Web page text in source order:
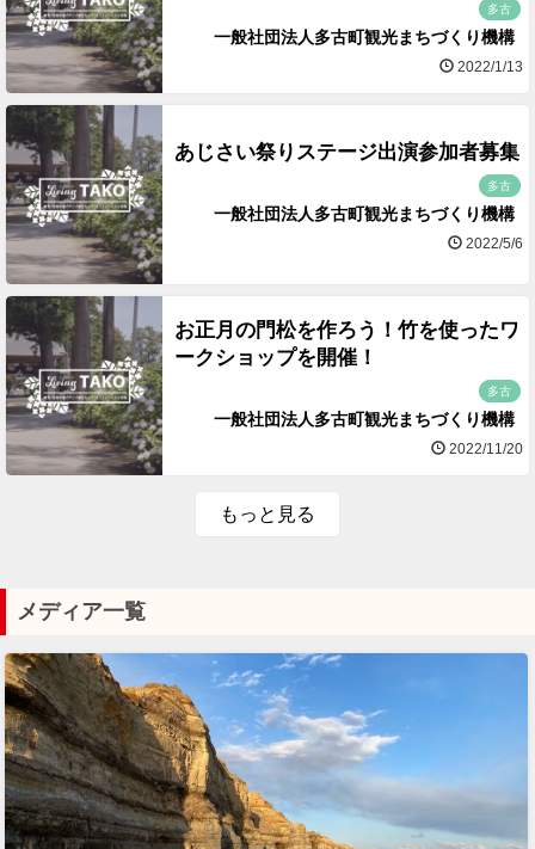
多古
一般社団法人多古町観光まちづくり機構
2022/1/13
あじさい祭りステージ出演参加者募集
多古
一般社団法人多古町観光まちづくり機構
2022/5/6
お正月の門松を作ろう！竹を使ったワ
ークショップを開催！
多古
一般社団法人多古町観光まちづくり機構
2022/11/20
もっと見る
メディア一覧